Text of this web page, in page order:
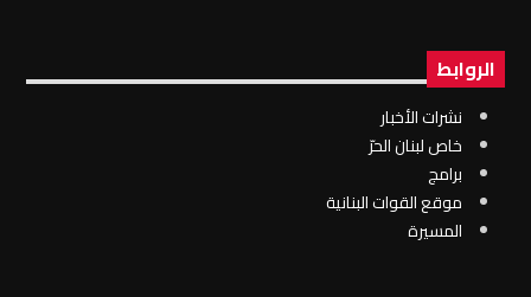
الروابط
نشرات الأخبار
خاص لبنان الحرّ
برامج
موقع القوات البنانية
المسيرة